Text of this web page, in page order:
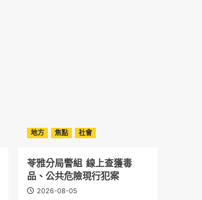
地方 焦點 社會
苓雅分局警組 線上查獲毒
品、公共危險現行犯案
2026-08-05